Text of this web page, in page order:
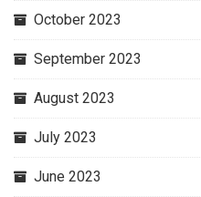
October 2023
September 2023
August 2023
July 2023
June 2023